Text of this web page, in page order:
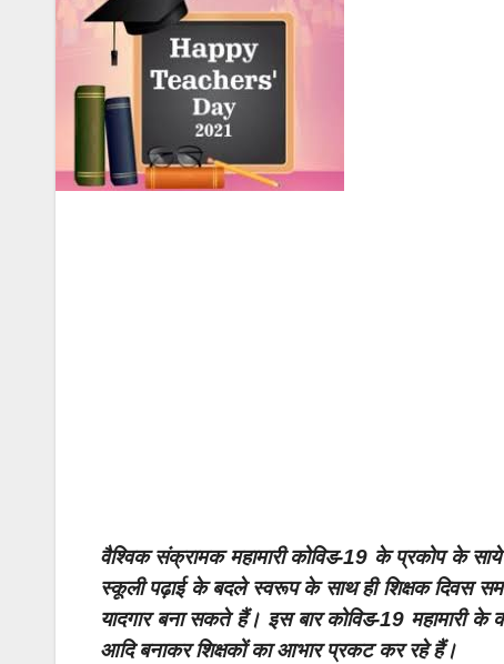
वैश्विक संक्रामक महामारी कोविड-19 के प्रकोप के
स्कूली पढ़ाई के बदले स्वरूप के साथ ही शिक्षक दिवस
यादगार बना सकते हैं। इस बार कोविड-19
आदि बनाकर शिक्षकों का आभार प्रकट कर रहे हैं।